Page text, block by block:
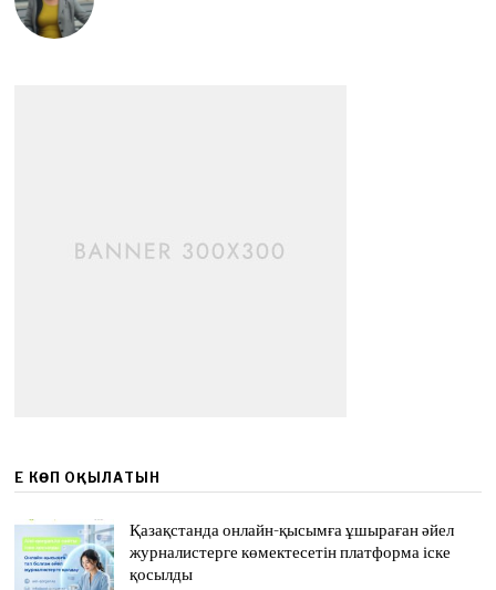
ЕҢ КӨП ОҚЫЛАТЫН
Қазақстанда онлайн-қысымға ұшыраған әйел
журналистерге көмектесетін платформа іске
қосылды